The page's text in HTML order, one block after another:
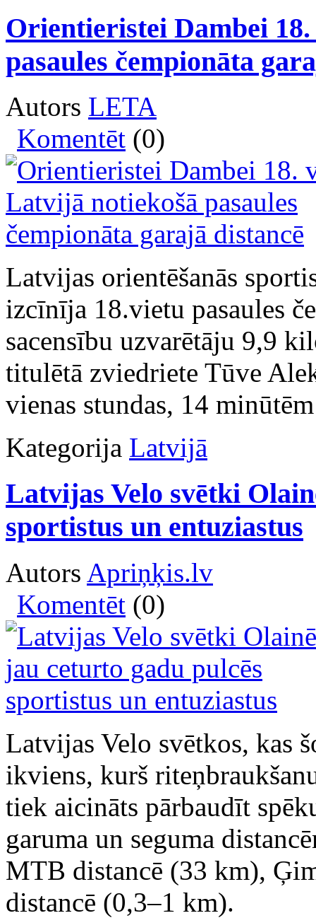
Orientieristei Dambei
pasaules čempionāta
Autors LETA
Komentēt (0)
Latvijas orientēšanās
izcīnīja 18.vietu pasaules
sacensību uzvarētāju 9,9
titulētā zviedriete Tūve
vienas stundas, 14
Kategorija Latvijā
Latvijas Velo svētki
sportistus un entuziastus
Autors Apriņķis.lv
Komentēt (0)
Latvijas Velo svētkos, kas
ikviens, kurš
tiek aicināts pārbaudīt
garuma un seguma
MTB distancē (33 km),
distancē (0,3–1 km).